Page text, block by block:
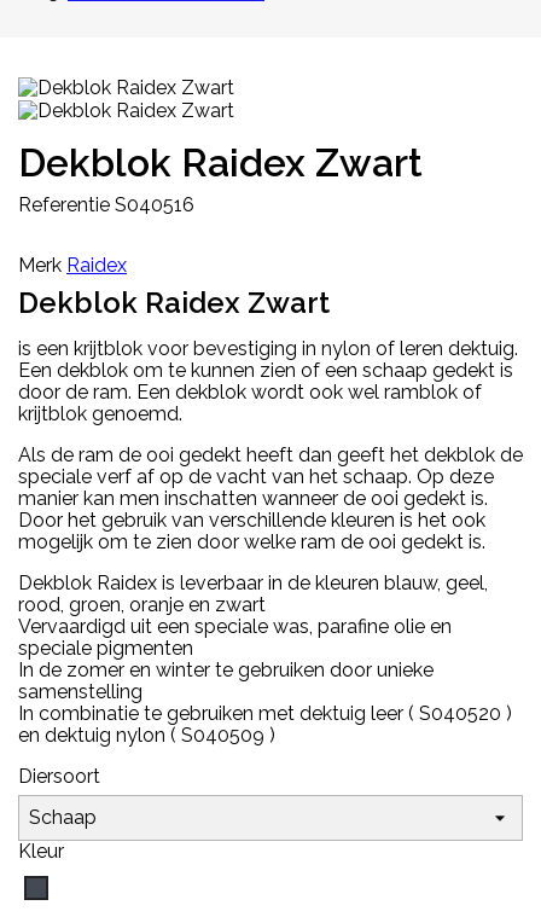
Dekblok Raidex Zwart
Referentie S040516
Merk Raidex
Dekblok Raidex Zwart
is een krijtblok voor bevestiging in nylon of leren dektuig.
Een dekblok om te kunnen zien of een schaap gedekt is
door de ram. Een dekblok wordt ook wel ramblok of
krijtblok genoemd.
Als de ram de ooi gedekt heeft dan geeft het dekblok de
speciale verf af op de vacht van het schaap. Op deze
manier kan men inschatten wanneer de ooi gedekt is.
Door het gebruik van verschillende kleuren is het ook
mogelijk om te zien door welke ram de ooi gedekt is.
Dekblok Raidex is leverbaar in de kleuren blauw, geel,
rood, groen, oranje en zwart
Vervaardigd uit een speciale was, parafine olie en
speciale pigmenten
In de zomer en winter te gebruiken door unieke
samenstelling
In combinatie te gebruiken met dektuig leer ( S040520 )
en dektuig nylon ( S040509 )
Diersoort
Kleur